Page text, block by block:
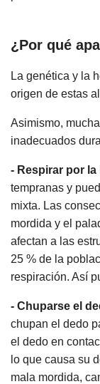
¿Por qué
La genética y la
origen de estas
Asimismo,
inadecuados
- Respirar por la
tempranas y
mixta. Las
mordida y el
afectan a las
25 % de la
respiración. Así
- Chuparse el
chupan el dedo
el dedo en
lo que causa su
mala mordida,